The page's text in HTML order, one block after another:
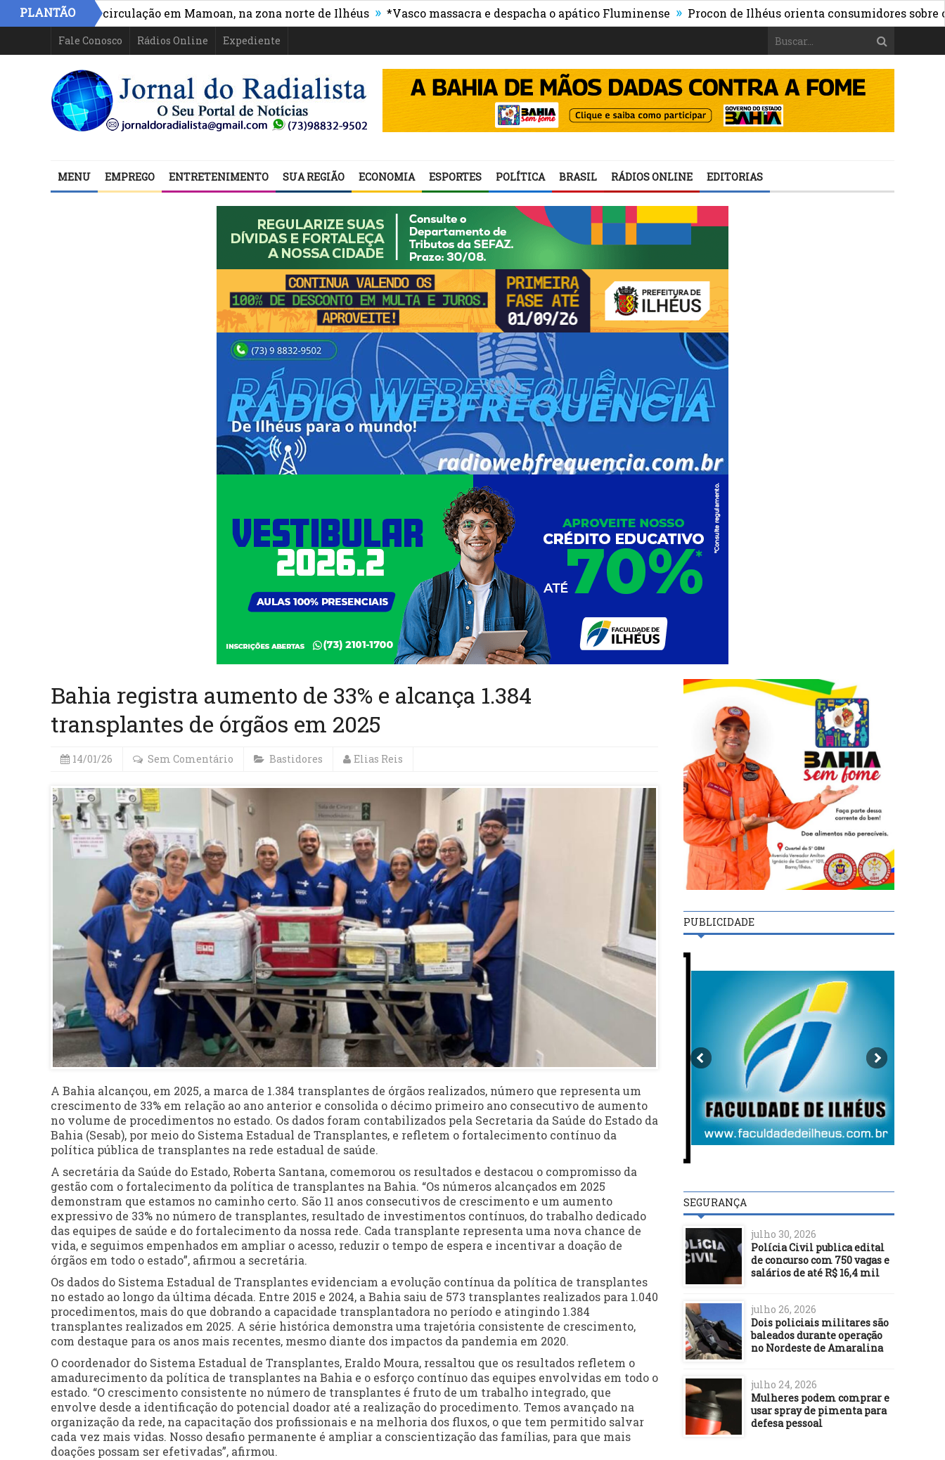
PLANTÃOe circulação em Mamoan, na zona norte de Ilhéus » *Vasco massacra e despacha o apático Fluminense » Procon de Ilhéus orienta consumidores sobre os
Fale Conosco Rádios Online Expediente
MENU EMPREGO ENTRETENIMENTO SUA REGIÃO ECONOMIA ESPORTES POLÍTICA BRASIL RÁDIOS ONLINE EDITORIAS
Bahia registra aumento de 33% e alcança 1.384
transplantes de órgãos em 2025
14/01/26 Sem Comentário Bastidores Elias Reis
A Bahia alcançou, em 2025, a marca de 1.384 transplantes de órgãos realizados, número que representa um
crescimento de 33% em relação ao ano anterior e consolida o décimo primeiro ano consecutivo de aumento
no volume de procedimentos no estado. Os dados foram contabilizados pela Secretaria da Saúde do Estado da
Bahia (Sesab), por meio do Sistema Estadual de Transplantes, e refletem o fortalecimento contínuo da
política pública de transplantes na rede estadual de saúde.
A secretária da Saúde do Estado, Roberta Santana, comemorou os resultados e destacou o compromisso da
gestão com o fortalecimento da política de transplantes na Bahia. “Os números alcançados em 2025
demonstram que estamos no caminho certo. São 11 anos consecutivos de crescimento e um aumento
expressivo de 33% no número de transplantes, resultado de investimentos contínuos, do trabalho dedicado
das equipes de saúde e do fortalecimento da nossa rede. Cada transplante representa uma nova chance de
vida, e seguimos empenhados em ampliar o acesso, reduzir o tempo de espera e incentivar a doação de
órgãos em todo o estado”, afirmou a secretária.
Os dados do Sistema Estadual de Transplantes evidenciam a evolução contínua da política de transplantes
no estado ao longo da última década. Entre 2015 e 2024, a Bahia saiu de 573 transplantes realizados para 1.040
procedimentos, mais do que dobrando a capacidade transplantadora no período e atingindo 1.384
transplantes realizados em 2025. A série histórica demonstra uma trajetória consistente de crescimento,
com destaque para os anos mais recentes, mesmo diante dos impactos da pandemia em 2020.
O coordenador do Sistema Estadual de Transplantes, Eraldo Moura, ressaltou que os resultados refletem o
amadurecimento da política de transplantes na Bahia e o esforço contínuo das equipes envolvidas em todo o
estado. “O crescimento consistente no número de transplantes é fruto de um trabalho integrado, que
envolve desde a identificação do potencial doador até a realização do procedimento. Temos avançado na
organização da rede, na capacitação dos profissionais e na melhoria dos fluxos, o que tem permitido salvar
cada vez mais vidas. Nosso desafio permanente é ampliar a conscientização das famílias, para que mais
doações possam ser efetivadas”, afirmou.
PUBLICIDADE
SEGURANÇA
julho 30, 2026
Polícia Civil publica edital
de concurso com 750 vagas e
salários de até R$ 16,4 mil
julho 26, 2026
Dois policiais militares são
baleados durante operação
no Nordeste de Amaralina
julho 24, 2026
Mulheres podem comprar e
usar spray de pimenta para
defesa pessoal